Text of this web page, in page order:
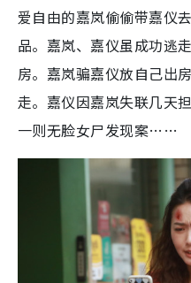
爱自由的嘉岚偷偷带嘉仪
品。嘉岚、嘉仪虽成功逃
房。嘉岚骗嘉仪放自己出
走。嘉仪因嘉岚失联几天
一则无脸女尸发现案……